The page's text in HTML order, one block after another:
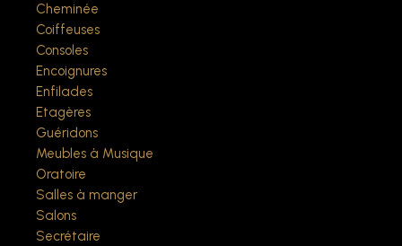
Cheminée
Coiffeuses
Consoles
Encoignures
Enfilades
Etagères
Guéridons
Meubles à Musique
Oratoire
Salles à manger
Salons
Secrétaire